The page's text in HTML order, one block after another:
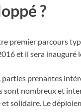
?
premier parcours
et il sera inauguré
prenantes
nombreux et
solidaire. Le